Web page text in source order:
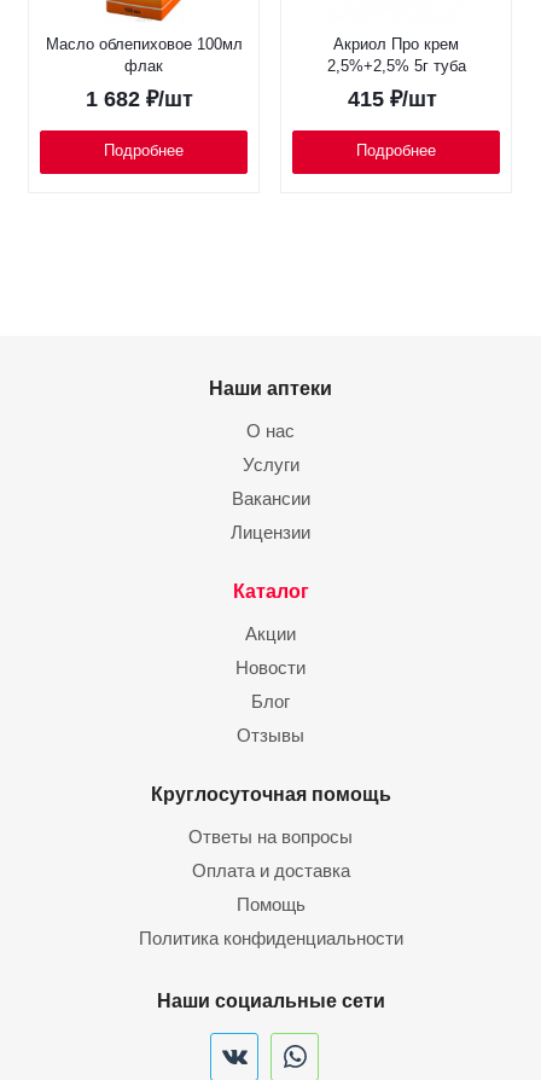
Масло облепиховое 100мл
флак
1 682 ₽/шт
Подробнее
Акриол Про крем
2,5%+2,5% 5г туба
415₽/шт
Подробнее
Наши аптеки
О нас
Услуги
Вакансии
Лицензии
Каталог
Акции
Новости
Блог
Отзывы
Круглосуточная помощь
Ответы на вопросы
Оплата и доставка
Помощь
Политика конфиденциальности
Наши социальные сети